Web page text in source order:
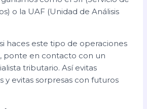
o la UAF (Unidad de Análisis
haces este tipo de operaciones
ponte en contacto con un
tributario. Así evitas
y evitas sorpresas con futuros